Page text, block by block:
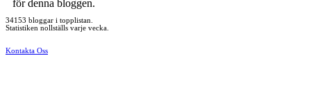
för denna bloggen.
34153 bloggar i topplistan.
Statistiken nollställs varje vecka.
Kontakta Oss